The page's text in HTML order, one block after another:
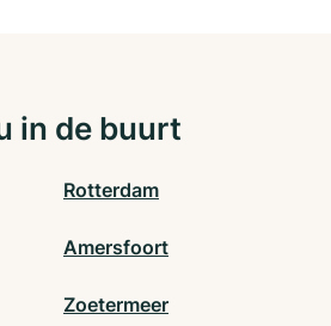
in de buurt
Rotterdam
Amersfoort
Zoetermeer